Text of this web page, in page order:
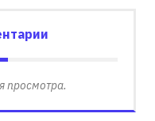
просмотра.